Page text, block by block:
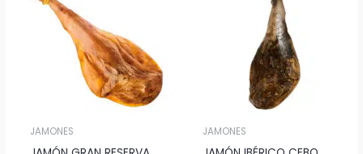
JAMONES
140,80€
JAMONES
242,00€